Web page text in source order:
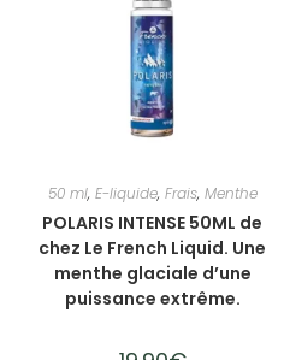
50 ml, E-liquide, Frais, Menthe
POLARIS INTENSE 50ML de
chez Le French Liquid. Une
menthe glaciale d’une
puissance extrême.